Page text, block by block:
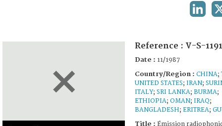
Reference : V-S-
Date : 11/1987
Country/Region : CHINA;
UNITED STATES; IRAN;
ITALY; SRI LANKA; BURMA;
ETHIOPIA; OMAN; IRAQ;
BANGLADESH; ERITREA;
Title : Émission